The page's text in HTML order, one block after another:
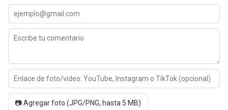
📷 Agregar foto (JPG/PNG, hasta 5 MB)